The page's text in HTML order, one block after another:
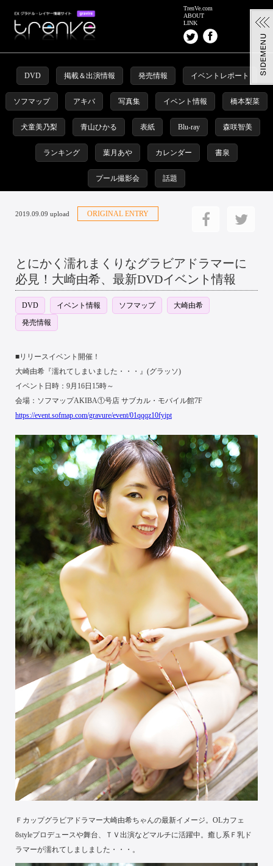
TrenVe.com
ABOUT
LINK
DVD 掲載＆出演情報 発売情報 イベントレポート
ソフマップ アキバ 写真集 イベント情報 橋本梨菜
犬童美乃梨 青山ひかる 表紙 Blu-ray 森咲智美
ランキング 葉月あや カレンダー 書泉
プール撮影会 話題
2019.09.09 upload ORIGINAL ENTRY
とにかく濡れまくりなグラビアドラマーに
必見！大崎由希、最新DVDイベント情報
DVD イベント情報 ソフマップ
大崎由希
発売情報
■リリースイベント開催！
大崎由希『濡れてしまいました・・・』(グラッソ)
イベント日時：9月16日15時～
会場：ソフマップAKIBA①号店 サブカル・モバイル館7F
https://event.sofmap.com/gravure/event/01qqqz10fyipt
Ｆカップグラビアドラマー大崎由希ちゃんの最新イメージ。OLカフェ
8styleプロデュースや舞台、ＴＶ出演などマルチに活躍中。癒し系Ｆ乳ド
ラマーが濡れてしましました・・・。